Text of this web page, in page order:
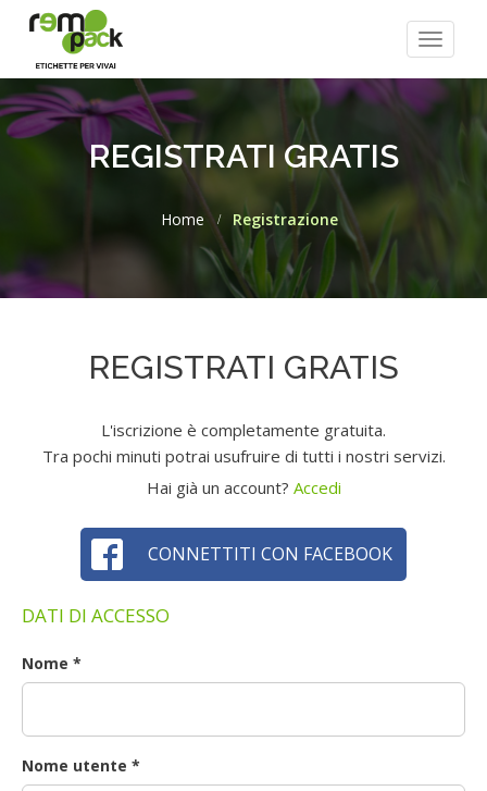
Toggle
REGISTRATI GRATIS
Home Registrazione
REGISTRATI GRATIS
L'iscrizione è completamente gratuita.
Tra pochi minuti potrai usufruire di tutti i nostri servizi.
Hai già un account? Accedi
CONNETTITI CON FACEBOOK
DATI DI ACCESSO
Nome *
Nome utente *